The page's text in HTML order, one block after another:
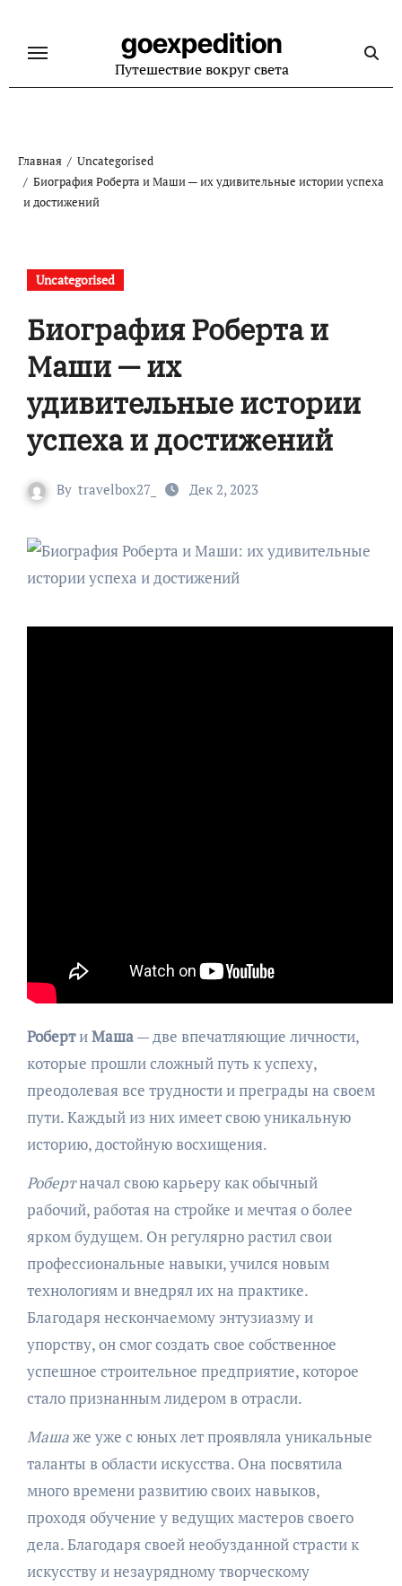
содержанию
goexpedition
Путешествие вокруг света
Главная
Uncategorised
Биография Роберта и Маши — их удивительные истории успеха
и достижений
Uncategorised
Биография Роберта и
Маши — их
удивительные истории
успеха и достижений
By travelbox27_ Дек 2, 2023
РобертиМаша— две впечатляющие личности,
которые прошли сложный путь к успеху,
преодолевая все трудности и преграды на своем
пути. Каждый из них имеет свою уникальную
историю, достойную восхищения.
Робертначал свою карьеру как обычный
рабочий, работая на стройке и мечтая о более
ярком будущем. Он регулярно растил свои
профессиональные навыки, учился новым
технологиям и внедрял их на практике.
Благодаря нескончаемому энтузиазму и
упорству, он смог создать свое собственное
успешное строительное предприятие, которое
стало признанным лидером в отрасли.
Машаже уже с юных лет проявляла уникальные
таланты в области искусства. Она посвятила
много времени развитию своих навыков,
проходя обучение у ведущих мастеров своего
дела. Благодаря своей необузданной страсти к
искусству и незаурядному творческому